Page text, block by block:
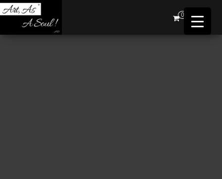
Soul !
0